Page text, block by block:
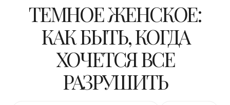
ТЕМНОЕ ЖЕНСКОЕ:
КАК БЫТЬ, КОГДА
ХОЧЕТСЯ ВСЕ
РАЗРУШИТЬ